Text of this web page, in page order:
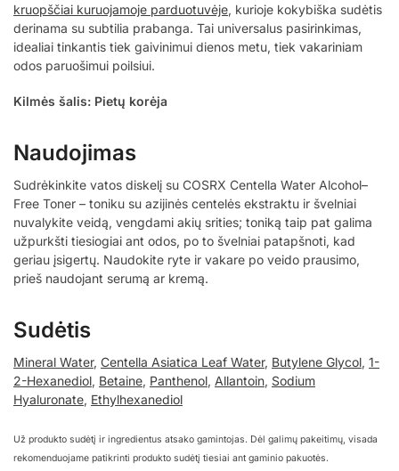
kruopščiai kuruojamoje parduotuvėje, kurioje kokybiška sudėtis
derinama su subtilia prabanga. Tai universalus pasirinkimas,
idealiai tinkantis tiek gaivinimui dienos metu, tiek vakariniam
odos paruošimui poilsiui.
Kilmės šalis: Pietų korėja
Naudojimas
Sudrėkinkite vatos diskelį su COSRX Centella Water Alcohol–
Free Toner – toniku su azijinės centelės ekstraktu ir švelniai
nuvalykite veidą, vengdami akių srities; toniką taip pat galima
užpurkšti tiesiogiai ant odos, po to švelniai patapšnoti, kad
geriau įsigertų. Naudokite ryte ir vakare po veido prausimo,
prieš naudojant serumą ar kremą.
Sudėtis
Mineral Water, Centella Asiatica Leaf Water, Butylene Glycol, 1-
2-Hexanediol, Betaine, Panthenol, Allantoin, Sodium
Hyaluronate, Ethylhexanediol
Už produkto sudėtį ir ingredientus atsako gamintojas. Dėl galimų pakeitimų, visada
rekomenduojame patikrinti produkto sudėtį tiesiai ant gaminio pakuotės.